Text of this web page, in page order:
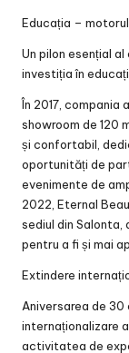
Educația –
Un pilon esențial
investiția în
În 2017, compania
showroom de 120
și confortabil,
oportunități de
evenimente de
2022, Eternal
sediul din
pentru a fi și mai
Extindere
Aniversarea de
internaționalizare
activitatea de